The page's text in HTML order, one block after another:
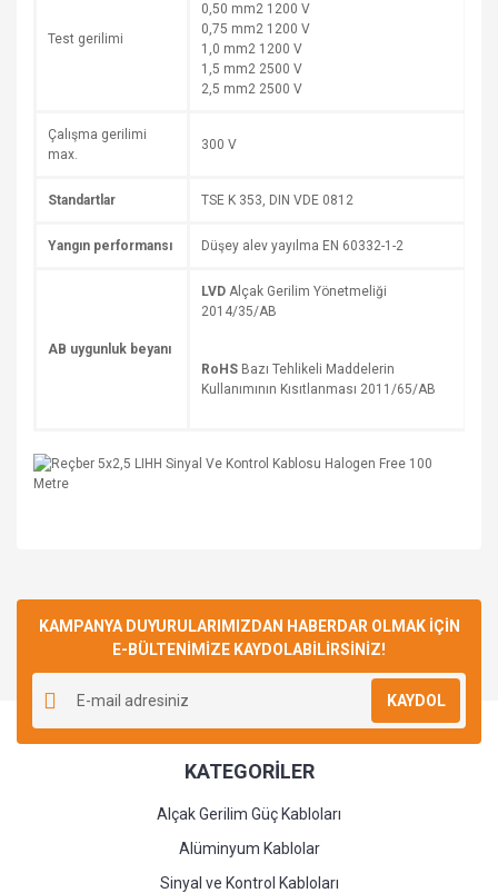
Test gerilimi
0,50 mm2 1200 V
0,75 mm2 1200 V
1,0 mm2 1200 V
1,5 mm2 2500 V
2,5 mm2 2500 V
Çalışma gerilimi
max.
300 V
Standartlar TSE K 353, DIN VDE 0812
Yangın performansı Düşey alev yayılma EN 60332-1-2
AB uygunluk beyanı
LVD Alçak Gerilim Yönetmeliği
2014/35/AB
RoHS Bazı Tehlikeli Maddelerin
Kullanımının Kısıtlanması 2011/65/AB
KAMPANYA DUYURULARIMIZDAN HABERDAR OLMAK İÇİN
E-BÜLTENİMİZE KAYDOLABİLİRSİNİZ!
KAYDOL
KATEGORİLER
Alçak Gerilim Güç Kabloları
Alüminyum Kablolar
Sinyal ve Kontrol Kabloları